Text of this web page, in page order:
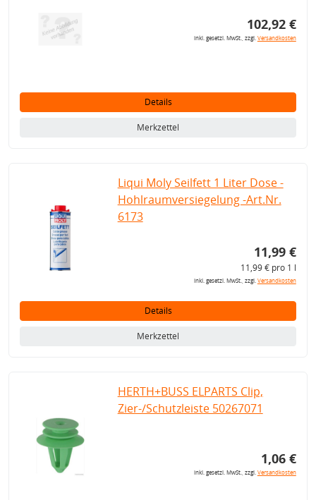
102,92 €
inkl. gesetzl. MwSt., zzgl.Versandkosten
Details
Merkzettel
Liqui Moly Seilfett 1 Liter Dose -
Hohlraumversiegelung -Art.Nr.
6173
11,99 €
11,99 € pro 1 l
inkl. gesetzl. MwSt., zzgl.Versandkosten
Details
Merkzettel
HERTH+BUSS ELPARTS Clip,
Zier-/Schutzleiste 50267071
1,06 €
inkl. gesetzl. MwSt., zzgl.Versandkosten